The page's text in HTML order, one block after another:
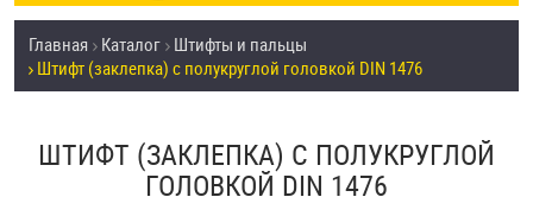
УСЛУГИ
СКИДКИ
ОПТ
Товары со скидкой
Анкеры
Антивандальный крепёж, инструмент
Главная Каталог Штифты и пальцы
Штифт (заклепка) с полукруглой головкой DIN 1476
ШТИФТ (ЗАКЛЕПКА) С ПОЛУКРУГЛОЙ
ГОЛОВКОЙ DIN 1476